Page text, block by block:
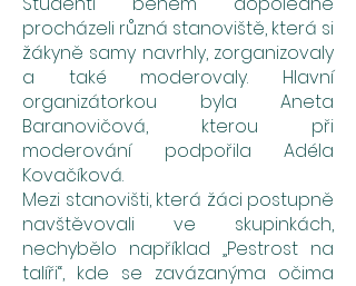
procházeli různá stanoviště, která si
žákyně samy navrhly, zorganizovaly
a také moderovaly. Hlavní
organizátorkou byla Aneta
Baranovičová, kterou při
moderování podpořila Adéla
Kovačíková.
Mezi stanovišti, která žáci postupně
navštěvovali ve skupinkách,
nechybělo například „Pestrost na
talíři“, kde se zavázanýma očima